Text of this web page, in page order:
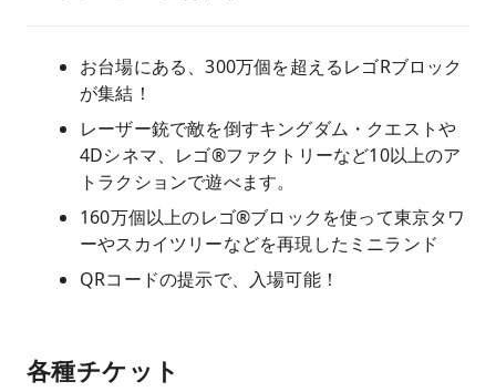
お台場にある、300万個を超えるレゴRブロック
が集結！
レーザー銃で敵を倒すキングダム・クエストや
4Dシネマ、レゴ®ファクトリーなど10以上のア
トラクションで遊べます。
160万個以上のレゴ®ブロックを使って東京タワ
ーやスカイツリーなどを再現したミニランド
QRコードの提示で、入場可能！
各種チケット